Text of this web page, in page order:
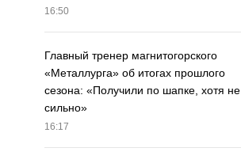
16:50
Главный тренер магнитогорского
«Металлурга» об итогах прошлого
сезона: «Получили по шапке, хотя не
сильно»
16:17